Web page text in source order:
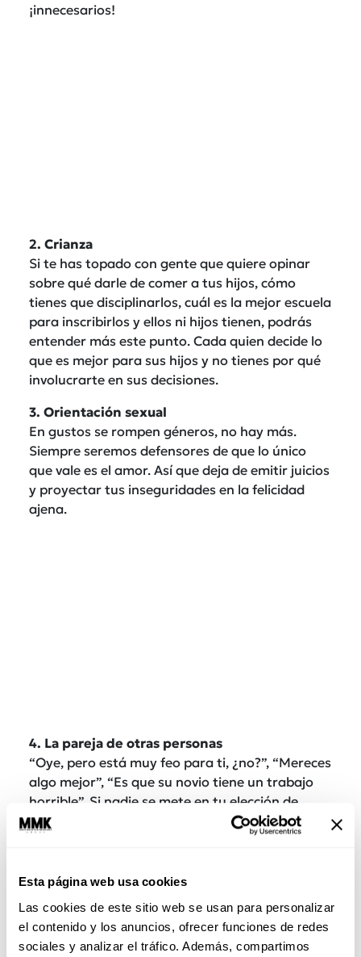
Esta página web usa cookies
Las cookies de este sitio web se usan para personalizar
el contenido y los anuncios, ofrecer funciones de redes
sociales y analizar el tráfico. Además, compartimos
¡innecesarios!
2. Crianza
Si te has topado con gente que quiere opinar
sobre qué darle de comer a tus hijos, cómo
tienes que disciplinarlos, cuál es la mejor escuela
para inscribirlos y ellos ni hijos tienen, podrás
entender más este punto. Cada quien decide lo
que es mejor para sus hijos y no tienes por qué
involucrarte en sus decisiones.
3. Orientación sexual
En gustos se rompen géneros, no hay más.
Siempre seremos defensores de que lo único
que vale es el amor. Así que deja de emitir juicios
y proyectar tus inseguridades en la felicidad
ajena.
4. La pareja de otras personas
“Oye, pero está muy feo para ti, ¿no?”, “Mereces
algo mejor”, “Es que su novio tiene un trabajo
horrible”. Si nadie se mete en tu elección de
pareja, ¿qué te hace pensar que tienes el
Simple y sencillamente piensa en que si a ti no te
costó trabajo, tiempo y esfuerzo ganar el dinero
ajeno, no tienes por qué preocuparte de cómo y
en qué se lo gastan sus dueños. Las deudas,